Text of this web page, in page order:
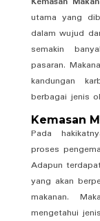
utama yang
dalam wujud
semakin
pasaran.
kandungan
berbagai jenis
Kemasan
Pada
proses
Adapun
yang akan
makanan.
mengetahui